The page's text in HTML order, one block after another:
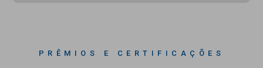
PRÊMIOS E CERTIFICAÇÕES